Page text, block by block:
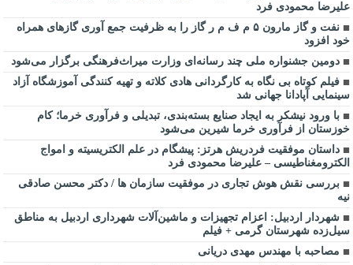
علیرضا محمودی فرد
نفت و گاز مارون ۵ م ف م ر گاز را به ظرفیت جمع آوری گازهای همراه
خود افزود
دومین جشنواره ملی چند رسانه‌ای وزارت میراث‌فرهنگی برگزار می‌شود
فیلم کوتاه بی نگاه به کارگردانی هادی کلاته و تهیه کنندگی آموزشگاه آزاد
سینمایی آپادانا جهانی شد
با ورود نیشکر به ایجاد صنایع بسته‌بندی، تبدیلی و فرآوری خرما؛ کام
خوزستان از فرآوری خرما شیرین می‌شود
داستان موفقیت فردریش هرتز: پیشگام در علم الکتریسیته و امواج
الکترومغناطیسی – علیرضا محمودی فرد
بررسی نقش هوش تجاری در موفقیت سازمان ها / دکتر محسن صادقی
نیه
شهردار اردبیل: اعزام تجهیزات و ماشین‌آلات شهرداری اردبیل به مناطق
سیل‌زده شهرستان گرمی + فیلم
مصاحبه با مهندس مهدی دریانی